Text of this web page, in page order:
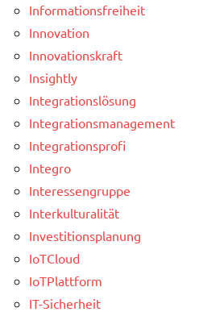
Informationsfreiheit
Innovation
Innovationskraft
Insightly
Integrationslösung
Integrationsmanagement
Integrationsprofi
Integro
Interessengruppe
Interkulturalität
Investitionsplanung
IoTCloud
IoTPlattform
IT-Sicherheit